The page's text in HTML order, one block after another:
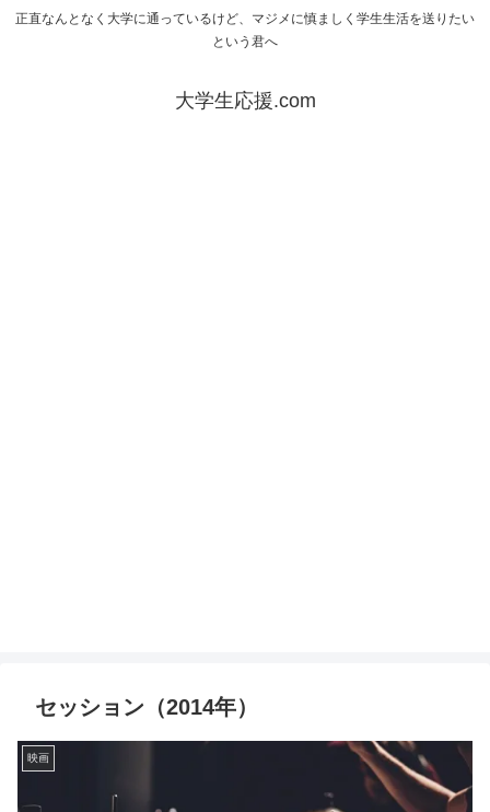
正直なんとなく大学に通っているけど、マジメに慎ましく学生生活を送りたい
という君へ
大学生応援.com
セッション（2014年）
映画